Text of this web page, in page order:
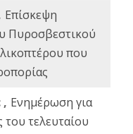
Επίσκεψη
Πυροσβεστικού
που
, Ενημέρωση για
του τελευταίου